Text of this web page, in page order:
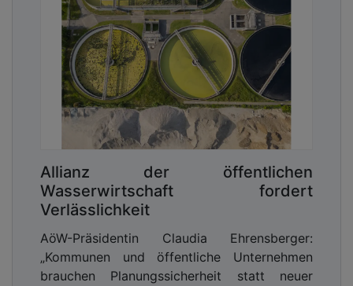
Allianz der öffentlichen
Wasserwirtschaft fordert
Verlässlichkeit
AöW-Präsidentin Claudia Ehrensberger:
„Kommunen und öffentliche Unternehmen
brauchen Planungssicherheit statt neuer